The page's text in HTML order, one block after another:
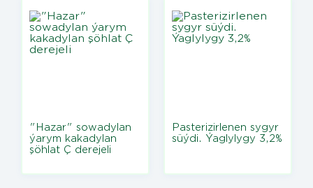
"Hazar" sowadylan
ýarym kakadylan
şöhlat Ç derejeli
Pasterizirlenen sygyr
süýdi. Ýaglylygy 3,2%